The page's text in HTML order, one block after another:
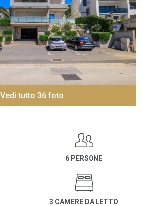
Vedi tutto 36 foto
6 PERSONE
3 CAMERE DA LETTO